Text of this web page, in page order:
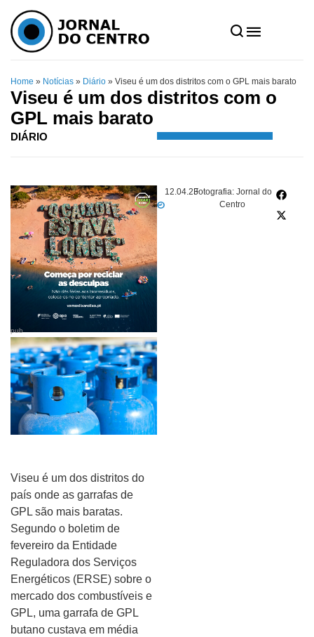
Home » Notícias » Diário » Viseu é um dos distritos com o GPL mais barato
Viseu é um dos distritos com o
GPL mais barato
DIÁRIO
12.04.23Fotografia: Jornal do
Centro
pub
Viseu é um dos distritos do
país onde as garrafas de
GPL são mais baratas.
Segundo o boletim de
fevereiro da Entidade
Reguladora dos Serviços
Energéticos (ERSE) sobre o
mercado dos combustíveis e
GPL, uma garrafa de GPL
butano custava em média